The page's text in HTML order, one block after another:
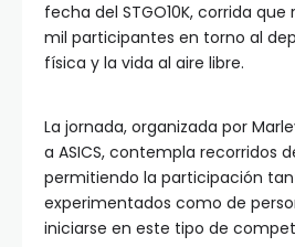
fecha del STGO10K, corrida
mil participantes en torno al
física y la vida al aire libre.
La jornada, organizada por
a ASICS, contempla recorridos
permitiendo la participación
experimentados como de
iniciarse en este tipo de